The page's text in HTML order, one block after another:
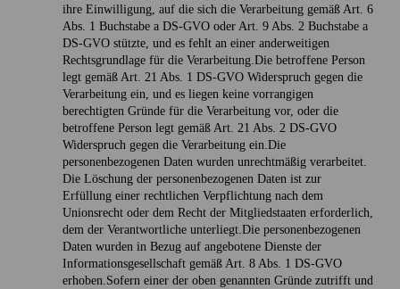
ihre Einwilligung, auf die sich die Verarbeitung gemäß Art. 6
Abs. 1 Buchstabe a DS-GVO oder Art. 9 Abs. 2 Buchstabe a
DS-GVO stützte, und es fehlt an einer anderweitigen
Rechtsgrundlage für die Verarbeitung. Die betroffene Person
legt gemäß Art. 21 Abs. 1 DS-GVO Widerspruch gegen die
Verarbeitung ein, und es liegen keine vorrangigen
berechtigten Gründe für die Verarbeitung vor, oder die
betroffene Person legt gemäß Art. 21 Abs. 2 DS-GVO
Widerspruch gegen die Verarbeitung ein. Die
personenbezogenen Daten wurden unrechtmäßig verarbeitet.
Die Löschung der personenbezogenen Daten ist zur
Erfüllung einer rechtlichen Verpflichtung nach dem
Unionsrecht oder dem Recht der Mitgliedstaaten erforderlich,
dem der Verantwortliche unterliegt. Die personenbezogenen
Daten wurden in Bezug auf angebotene Dienste der
Informationsgesellschaft gemäß Art. 8 Abs. 1 DS-GVO
erhoben.Sofern einer der oben genannten Gründe zutrifft und